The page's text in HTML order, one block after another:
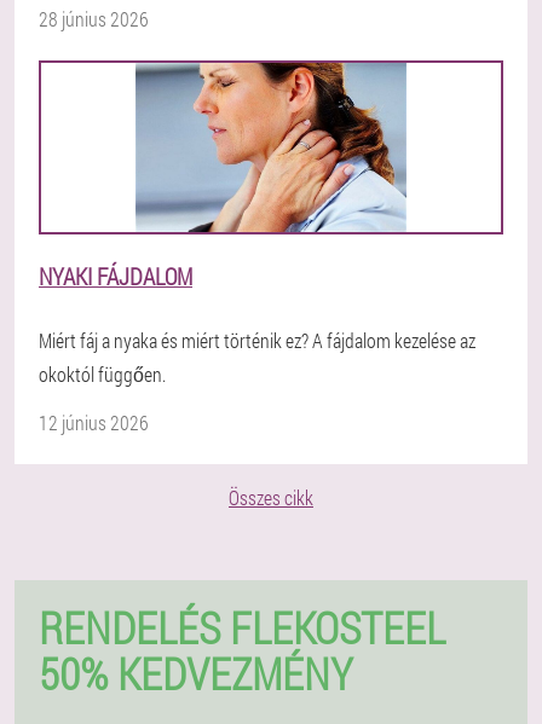
28 június 2026
NYAKI FÁJDALOM
Miért fáj a nyaka és miért történik ez? A fájdalom kezelése az
okoktól függően.
12 június 2026
Összes cikk
RENDELÉS FLEKOSTEEL
50% KEDVEZMÉNY